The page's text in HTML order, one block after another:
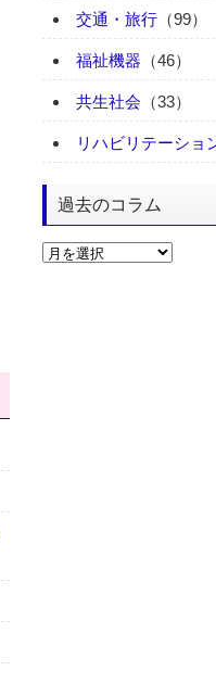
交通・旅行 （99）
福祉機器 （46）
共生社会 （33）
リハビリテーショ
過去のコラム